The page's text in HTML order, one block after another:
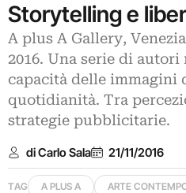
Storytelling e
A plus A Gallery,
2016. Una serie di
capacità delle immagini
quotidianità. Tra
strategie pubblicitarie.
di Carlo Sala 21/11/2016
TAG A PLUS A ARTE